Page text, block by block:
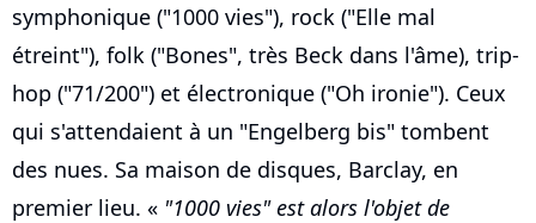
symphonique ("1000 vies"), rock ("Elle mal
étreint"), folk ("Bones", très Beck dans l'âme), trip-
hop ("71/200") et électronique ("Oh ironie"). Ceux
qui s'attendaient à un "Engelberg bis" tombent
des nues. Sa maison de disques, Barclay, en
premier lieu. « "1000 vies" est alors l'objet de